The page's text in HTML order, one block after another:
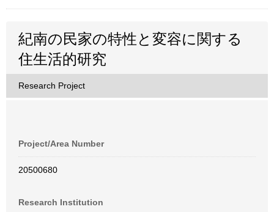
紀南の民家の特性と変容に関する
住生活的研究
Research Project
Project/Area Number
20500680
Research Institution